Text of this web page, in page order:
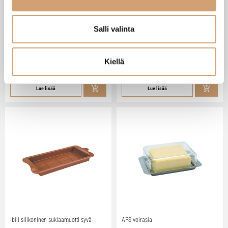
Salli valinta
Kiellä
Heti saatavilla verkkokaupasta
Lue lisää
Ibili Sushisetti
Heti saatavilla verkkokaupasta
Lue lisää
Ibili silikoninen suklaamuotti syvä APS voirasia